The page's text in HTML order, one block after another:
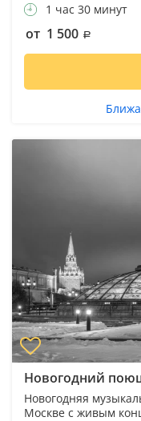
1 час 30 минут
от 1 500
Новогодний
Новогодняя
Москве с живым